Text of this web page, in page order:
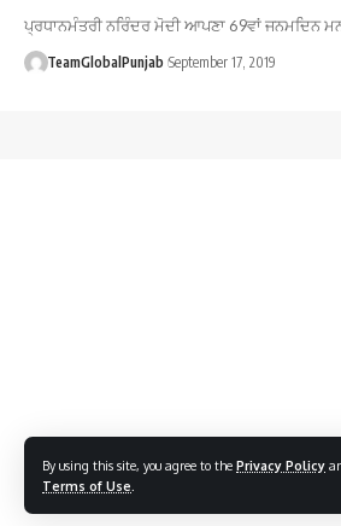
By using this site, you agree to the Privacy Policy
Terms of Use
ਪ੍ਰਧਾਨਮੰਤਰੀ ਨਰਿੰਦਰ ਮੋਦੀ ਆਪਣਾ 69ਵਾਂ ਜਨ‍ਮਦਿਨ
TeamGlobalPunjab September 17, 2019